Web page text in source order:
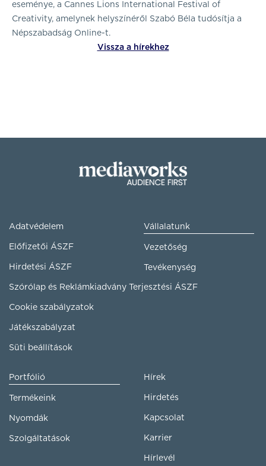
eseménye, a Cannes Lions International Festival of
Creativity, amelynek helyszínéről Szabó Béla tudósítja a
Népszabadság Online-t.
Vissza a hírekhez
Adatvédelem
Előfizetői ÁSZF
Hirdetési ÁSZF
Szórólap és Reklámkiadvány Terjesztési ÁSZF
Cookie szabályzatok
Játékszabályzat
Süti beállítások
Vállalatunk
Vezetőség
Tevékenység
Portfólió
Termékeink
Nyomdák
Szolgáltatások
Hírek
Hirdetés
Kapcsolat
Karrier
Hírlevél